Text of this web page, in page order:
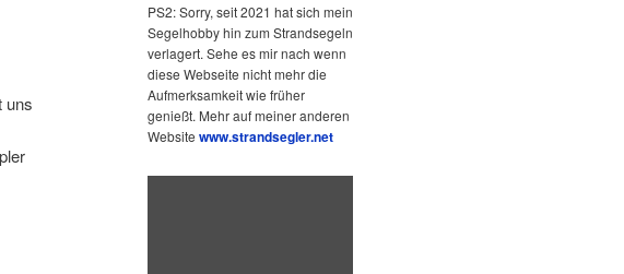
uns
PS2: Sorry, seit 2021 hat sich mein
Segelhobby hin zum Strandsegeln
verlagert. Sehe es mir nach wenn
diese Webseite nicht mehr die
Aufmerksamkeit wie früher
genießt. Mehr auf meiner anderen
Website www.strandsegler.net